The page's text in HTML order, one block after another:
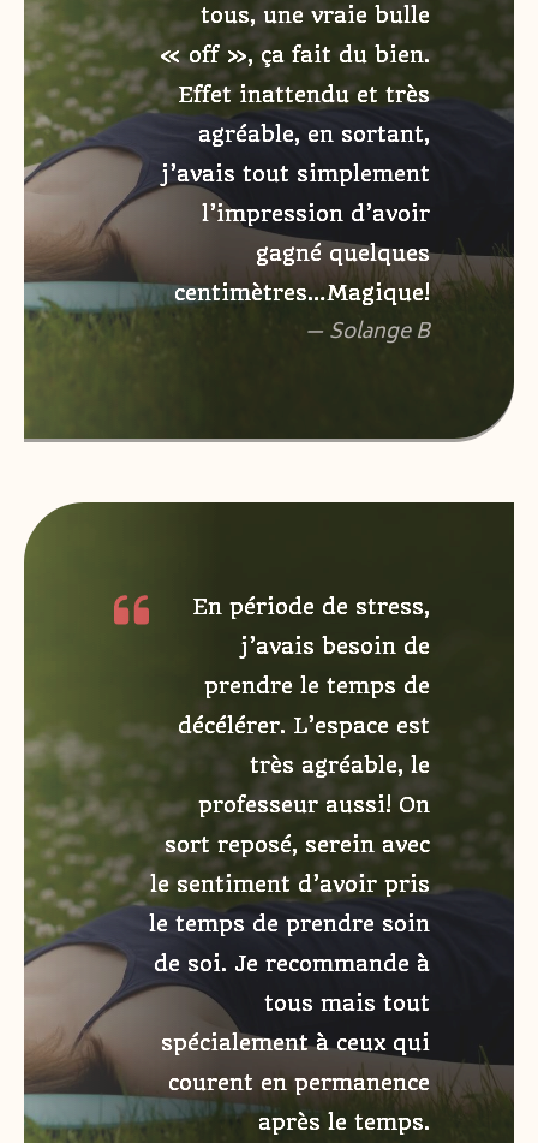
tous, une vraie bulle
« off », ça fait du bien.
Effet inattendu et très
agréable, en sortant,
j’avais tout simplement
l’impression d’avoir
gagné quelques
centimètres…Magique!
— Solange B
En période de stress,
j’avais besoin de
prendre le temps de
décélérer. L’espace est
très agréable, le
professeur aussi! On
sort reposé, serein avec
le sentiment d’avoir pris
le temps de prendre soin
de soi. Je recommande à
tous mais tout
spécialement à ceux qui
courent en permanence
après le temps.